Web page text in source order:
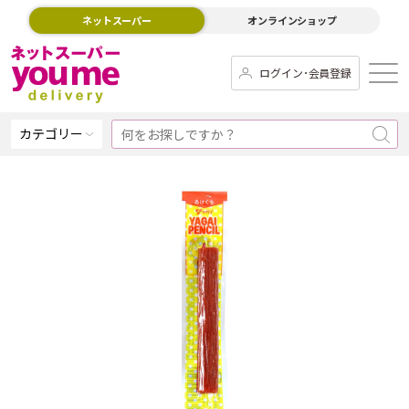
ネットスーパー オンラインショップ
ログイン･会員登録
カテゴリー